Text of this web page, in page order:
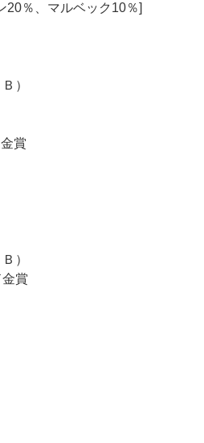
20％、マルベック10％]
）
賞
）
賞